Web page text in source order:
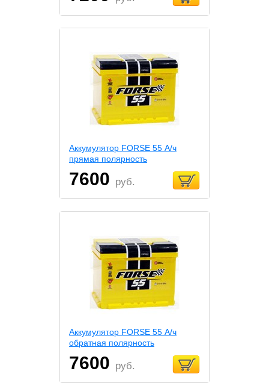
Аккумулятор FORSE 55 А/ч
прямая полярность
7600 руб.
Аккумулятор FORSE 55 А/ч
обратная полярность
7600 руб.